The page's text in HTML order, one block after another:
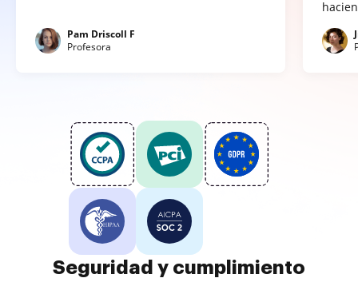
Pam Driscoll F
Profesora
Seguridad y cumplimiento